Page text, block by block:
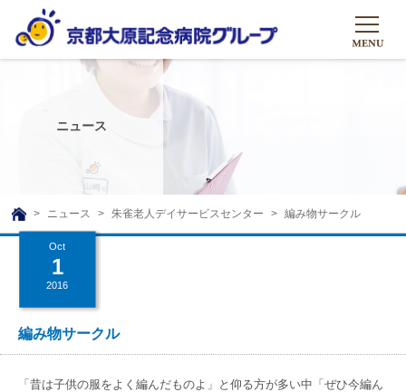
グループについて
グループについて
理事長挨拶
沿革ストーリー
基本的マインド
社会貢献活動
グループの取り組み
リハビリテーション
訪問サービス
通所サービス
高齢者住宅施設
大原のこと
メディア
ニュース
広報誌
お問い合わせ一覧
友達追加
ニュース
TOP
ニュース 朱雀老人デイサービスセンター 編み物サークル
Oct
1
2016
編み物サークル
「昔は子供の服をよく編んだものよ」と仰る方が多い中「ぜひ今編ん